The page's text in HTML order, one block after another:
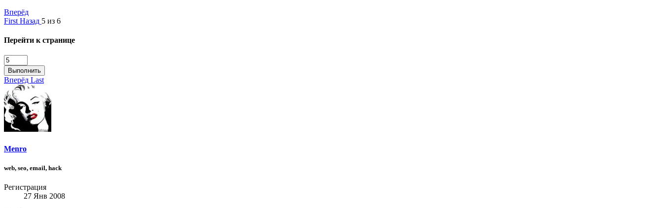
Вперёд
First Назад 5 из 6
Перейти к странице
Выполнить
Вперёд Last
Menro
web, seo, email, hack
Регистрация
27 Янв 2008